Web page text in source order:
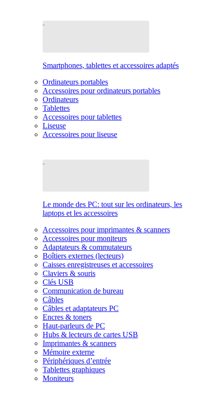
Smartphones, tablettes et accessoires adaptés
Ordinateurs portables
Accessoires pour ordinateurs portables
Ordinateurs
Tablettes
Accessoires pour tablettes
Liseuse
Accessoires pour liseuse
Le monde des PC: tout sur les ordinateurs, les
laptops et les accessoires
Accessoires pour imprimantes & scanners
Accessoires pour moniteurs
Adaptateurs & commutateurs
Boîtiers externes (lecteurs)
Caisses enregistreuses et accessoires
Claviers & souris
Clés USB
Communication de bureau
Câbles
Câbles et adaptateurs PC
Encres & toners
Haut-parleurs de PC
Hubs & lecteurs de cartes USB
Imprimantes & scanners
Mémoire externe
Périphériques d’entrée
Tablettes graphiques
Moniteurs